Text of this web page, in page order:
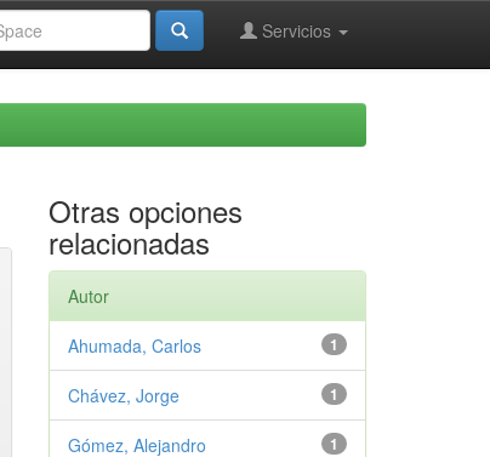
Servicios
Otras opciones
relacionadas
Autor
1
Ahumada, Carlos
1
Chávez, Jorge
1
Gómez, Alejandro